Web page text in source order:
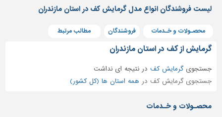
بتنی
و
پنجره
ساختمانی
نرده
و
لیست فروشندگان انواع مدل گرمایش کف در استان مازندران
محصـولات و خـدمات فروشندگان مطالب مرتبط
گرمایش از کف در استان مازندران
جستجویگرمایش کف درنتیجه ای نداشت
جستجوی گرمایش کف در همه استان ها (کل کشور)
محصـولات و خـدمات